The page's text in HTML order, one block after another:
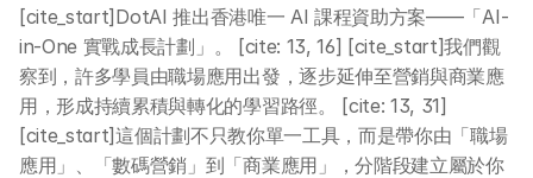
[cite_start]DotAI 推出香港唯一 AI 課程資助方案——「AI-
in-One 實戰成長計劃」。 [cite: 13, 16] [cite_start]我們觀
察到，許多學員由職場應用出發，逐步延伸至營銷與商業應
用，形成持續累積與轉化的學習路徑。 [cite: 13, 31]
[cite_start]這個計劃不只教你單一工具，而是帶你由「職場
應用」、「數碼營銷」到「商業應用」，分階段建立屬於你